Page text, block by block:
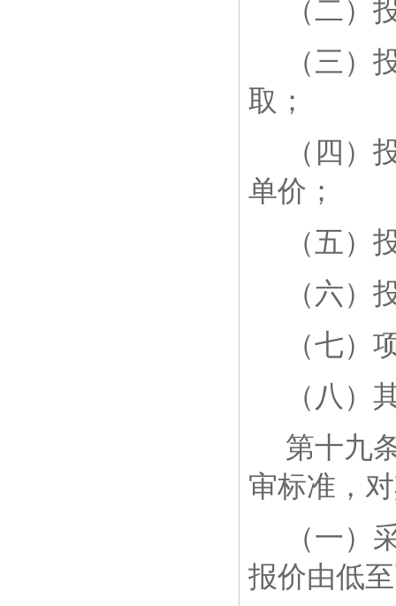
（二）
（三）
取；
（四）
单价；
（五）
（六）
（七）
（八）
第十九
审标准，
（一）
报价由低